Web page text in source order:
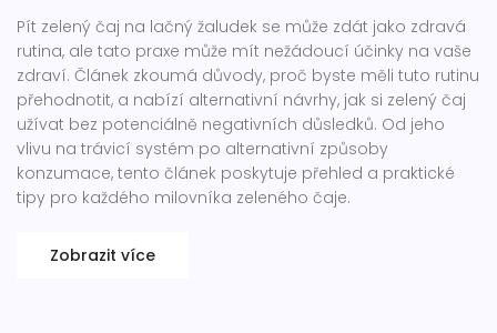
Pít zelený čaj na lačný žaludek se může zdát jako zdravá
rutina, ale tato praxe může mít nežádoucí účinky na vaše
zdraví. Článek zkoumá důvody, proč byste měli tuto rutinu
přehodnotit, a nabízí alternativní návrhy, jak si zelený čaj
užívat bez potenciálně negativních důsledků. Od jeho
vlivu na trávicí systém po alternativní způsoby
konzumace, tento článek poskytuje přehled a praktické
tipy pro každého milovníka zeleného čaje.
Zobrazit více